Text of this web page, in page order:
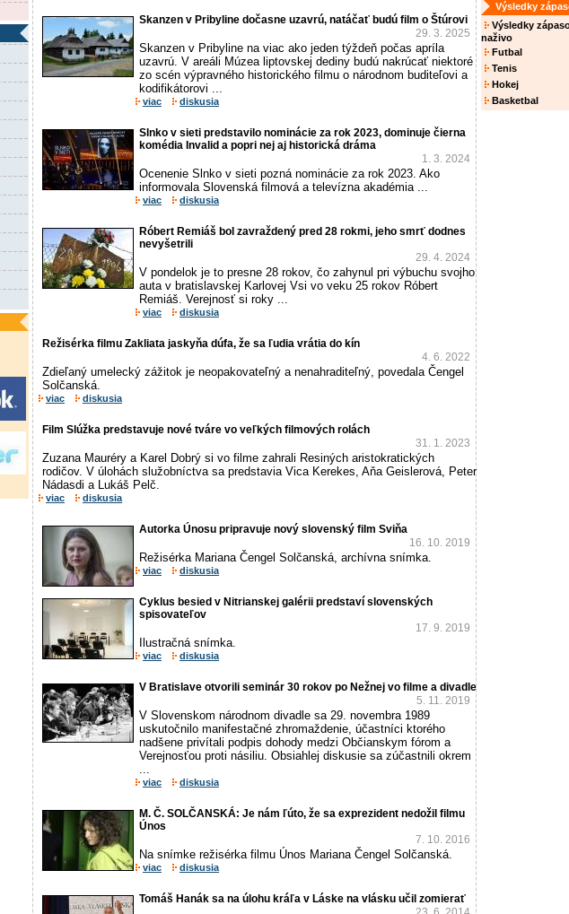
Skanzen v Pribyline dočasne uzavrú, natáčať budú film o Štúrovi
29. 3. 2025
Skanzen v Pribyline na viac ako jeden týždeň počas apríla
uzavrú. V areáli Múzea liptovskej dediny budú nakrúcať niektoré
zo scén výpravného historického filmu o národnom buditeľovi a
kodifikátorovi ...
viac diskusia
Slnko v sieti predstavilo nominácie za rok 2023, dominuje čierna
komédia Invalid a popri nej aj historická dráma
1. 3. 2024
Ocenenie Slnko v sieti pozná nominácie za rok 2023. Ako
informovala Slovenská filmová a televízna akadémia ...
viac diskusia
Róbert Remiáš bol zavraždený pred 28 rokmi, jeho smrť dodnes
nevyšetrili
29. 4. 2024
V pondelok je to presne 28 rokov, čo zahynul pri výbuchu svojho
auta v bratislavskej Karlovej Vsi vo veku 25 rokov Róbert
Remiáš. Verejnosť si roky ...
viac diskusia
Režisérka filmu Zakliata jaskyňa dúfa, že sa ľudia vrátia do kín
4. 6. 2022
Zdieľaný umelecký zážitok je neopakovateľný a nenahraditeľný, povedala Čengel
Solčanská.
viac diskusia
Film Slúžka predstavuje nové tváre vo veľkých filmových rolách
31. 1. 2023
Zuzana Mauréry a Karel Dobrý si vo filme zahrali Resiných aristokratických
rodičov. V úlohách služobníctva sa predstavia Vica Kerekes, Aňa Geislerová, Peter
Nádasdi a Lukáš Pelč.
viac diskusia
Autorka Únosu pripravuje nový slovenský film Sviňa
16. 10. 2019
Režisérka Mariana Čengel Solčanská, archívna snímka.
viac diskusia
Cyklus besied v Nitrianskej galérii predstaví slovenských
spisovateľov
17. 9. 2019
Ilustračná snímka.
viac diskusia
V Bratislave otvorili seminár 30 rokov po Nežnej vo filme a divadle
5. 11. 2019
V Slovenskom národnom divadle sa 29. novembra 1989
uskutočnilo manifestačné zhromaždenie, účastníci ktorého
nadšene privítali podpis dohody medzi Občianskym fórom a
Verejnosťou proti násiliu. Obsiahlej diskusie sa zúčastnili okrem
...
viac diskusia
M. Č. SOLČANSKÁ: Je nám ľúto, že sa exprezident nedožil filmu
Únos
7. 10. 2016
Na snímke režisérka filmu Únos Mariana Čengel Solčanská.
viac diskusia
Tomáš Hanák sa na úlohu kráľa v Láske na vlásku učil zomierať
Výsledky
Výsledky
naživo
Futbal
Tenis
Hokej
Basketbal